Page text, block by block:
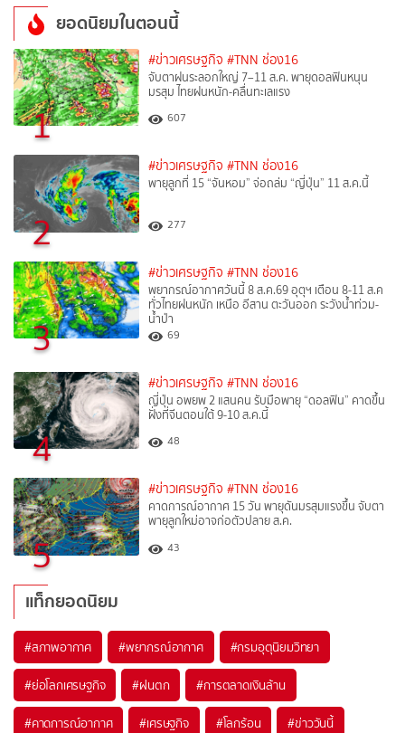
ยอดนิยมในตอนนี้
1
#ข่าวเศรษฐกิจ #TNN ช่อง16
จับตาฝนระลอกใหญ่ 7–11 ส.ค. พายุดอลฟินหนุน
มรสุม ไทยฝนหนัก-คลื่นทะเลแรง
607
2
#ข่าวเศรษฐกิจ #TNN ช่อง16
พายุลูกที่ 15 “จันหอม” จ่อถล่ม “ญี่ปุ่น” 11 ส.ค.นี้
277
3
#ข่าวเศรษฐกิจ #TNN ช่อง16
พยากรณ์อากาศวันนี้ 8 ส.ค.69 อุตุฯ เตือน 8-11 ส.ค
ทั่วไทยฝนหนัก เหนือ อีสาน ตะวันออก ระวังน้ำท่วม-
น้ำป่า
69
4
#ข่าวเศรษฐกิจ #TNN ช่อง16
ญี่ปุ่น อพยพ 2 แสนคน รับมือพายุ “ดอลฟิน” คาดขึ้น
ฝั่งที่จีนตอนใต้ 9-10 ส.ค.นี้
48
5
#ข่าวเศรษฐกิจ #TNN ช่อง16
คาดการณ์อากาศ 15 วัน พายุดันมรสุมแรงขึ้น จับตา
พายุลูกใหม่อาจก่อตัวปลาย ส.ค.
43
แท็กยอดนิยม
#สภาพอากาศ #พยากรณ์อากาศ #กรมอุตุนิยมวิทยา
#ย่อโลกเศรษฐกิจ #ฝนตก #การตลาดเงินล้าน
#คาดการณ์อากาศ #เศรษฐกิจ #โลกร้อน #ข่าววันนี้